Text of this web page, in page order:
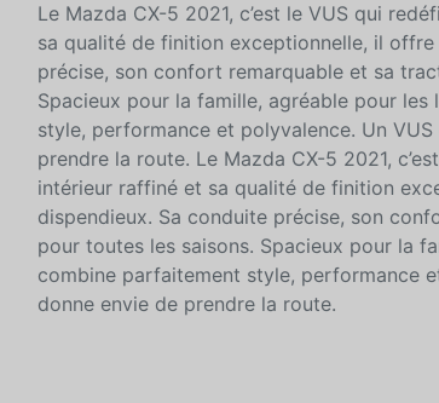
Le Mazda CX-5 2021, c’est le VUS qui
sa qualité de finition exceptionnelle, il
précise, son confort remarquable et sa
Spacieux pour la famille, agréable pour
style, performance et polyvalence. Un
prendre la route. Le Mazda CX-5 2021,
intérieur raffiné et sa qualité de finition
dispendieux. Sa conduite précise, son
pour toutes les saisons. Spacieux pour la
combine parfaitement style, performance
donne envie de prendre la route.